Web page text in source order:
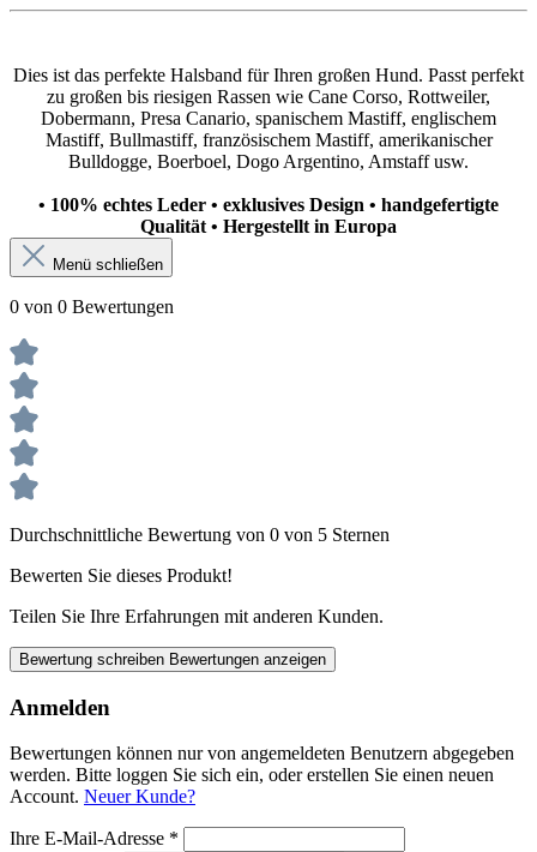
Dies ist das perfekte Halsband für Ihren großen Hund. Passt perfekt
zu großen bis riesigen Rassen wie Cane Corso, Rottweiler,
Dobermann, Presa Canario, spanischem Mastiff, englischem
Mastiff, Bullmastiff, französischem Mastiff, amerikanischer
Bulldogge, Boerboel, Dogo Argentino, Amstaff usw.
• 100% echtes Leder • exklusives Design • handgefertigte
Qualität • Hergestellt in Europa
Menü schließen
0 von 0 Bewertungen
Durchschnittliche Bewertung von 0 von 5 Sternen
Bewerten Sie dieses Produkt!
Teilen Sie Ihre Erfahrungen mit anderen Kunden.
Bewertung schreiben Bewertungen anzeigen
Anmelden
Bewertungen können nur von angemeldeten Benutzern abgegeben
werden. Bitte loggen Sie sich ein, oder erstellen Sie einen neuen
Account. Neuer Kunde?
Ihre E-Mail-Adresse *